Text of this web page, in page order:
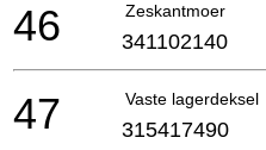
Zeskantmoer
46 341102140
Vaste lagerdeksel
47 315417490